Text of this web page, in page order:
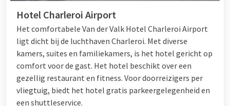
Hotel Charleroi Airport
Het comfortabele Van der Valk Hotel Charleroi Airport
ligt dicht bij de luchthaven Charleroi. Met diverse
kamers, suites en familiekamers, is het hotel gericht op
comfort voor de gast. Het hotel beschikt over een
gezellig restaurant en fitness. Voor doorreizigers per
vliegtuig, biedt het hotel gratis parkeergelegenheid en
een shuttleservice.